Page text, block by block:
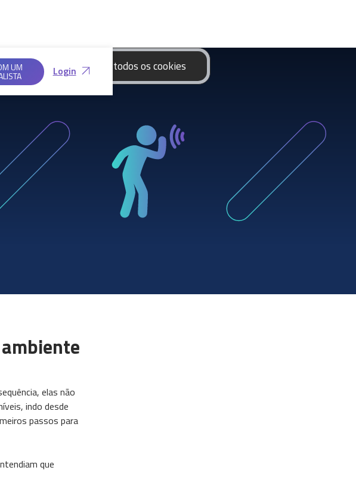
UM Login
em nossas
Políticas de
Privacidade.
Aceitar todos os cookies
elas não
indo desde
passos para
que